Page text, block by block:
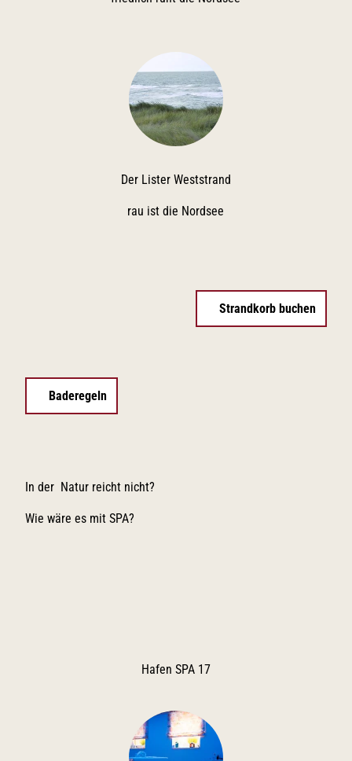
Der Lister Weststrand
rau ist die Nordsee
Strandkorb buchen
Baderegeln
In der Natur reicht nicht?
Wie wäre es mit SPA?
Hafen SPA 17